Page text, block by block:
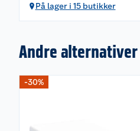
På lager i 15 butikker
Andre alternativer
-30%